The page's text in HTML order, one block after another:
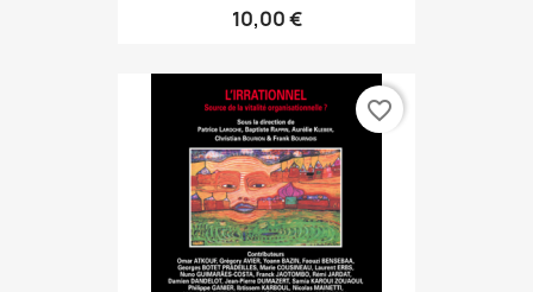
10,00 €
favorite_border